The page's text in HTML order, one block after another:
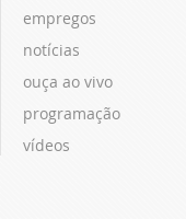
empregos
notícias
ouça ao vivo
programação
vídeos